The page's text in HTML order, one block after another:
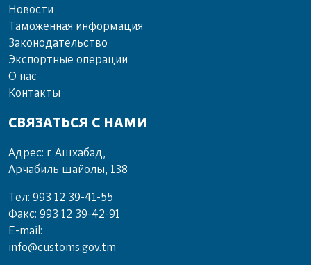
Новости
Таможенная информация
Законодательство
Экспортные операции
О нас
Контакты
СВЯЗАТЬСЯ С НАМИ
Адрес: г. Ашхабад,
Арчабиль шайолы, 138
Тел: 993 12 39-41-55
Факс: 993 12 39-42-91
E-mail:
info@customs.gov.tm